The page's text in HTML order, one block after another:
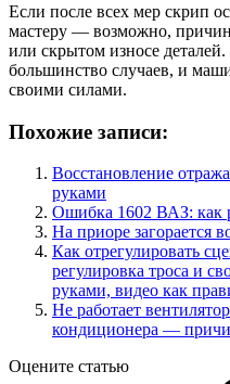
Если после всех мер скрип
мастеру — возможно,
или скрытом износе
большинство случаев, и
своими силами.
Похожие записи:
Восстановление
руками
Ошибка 1602 ВАЗ: как
На приоре загорается
Как отрегулировать
регулировка троса и
руками, видео как
Не работает
кондиционера —
Оцените статью